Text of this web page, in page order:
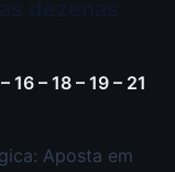
16 – 18 – 19 – 21
Aposta em